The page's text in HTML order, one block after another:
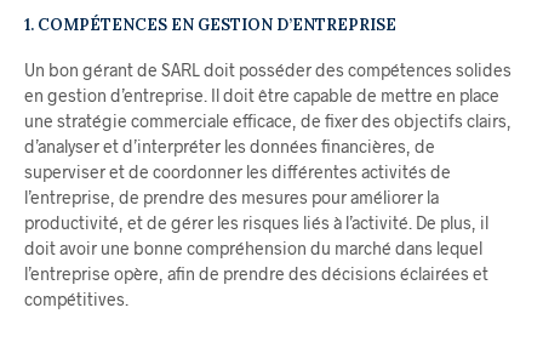
1. COMPÉTENCES EN GESTION D’ENTREPRISE
Un bon gérant de SARL doit posséder des compétences solides
en gestion d’entreprise. Il doit être capable de mettre en place
une stratégie commerciale efficace, de fixer des objectifs clairs,
d’analyser et d’interpréter les données financières, de
superviser et de coordonner les différentes activités de
l’entreprise, de prendre des mesures pour améliorer la
productivité, et de gérer les risques liés à l’activité. De plus, il
doit avoir une bonne compréhension du marché dans lequel
l’entreprise opère, afin de prendre des décisions éclairées et
compétitives.